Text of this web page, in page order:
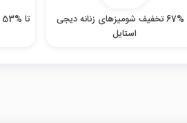
تا %67 تخفیف شومیزهای زنانه دیجی
استایل